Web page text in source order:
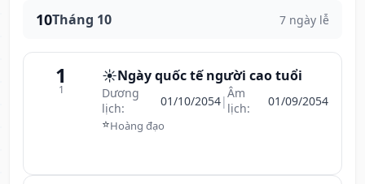
10Tháng 10 7 ngày lễ
1
1
☀️Ngày quốc tế người cao tuổi
Dương
lịch:
01/10/2054|Âm
lịch:
01/09/2054
⭐Hoàng đạo